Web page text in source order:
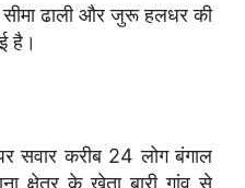
सीमा ढाली और जुरू हलधर की
है।
सवार करीब 24 लोग बंगाल
क्षेत्र के खेता बारी गांव से